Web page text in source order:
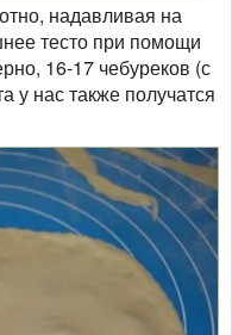
надавливая на
тесто при помощи
16-17 чебуреков (с
у нас также получатся